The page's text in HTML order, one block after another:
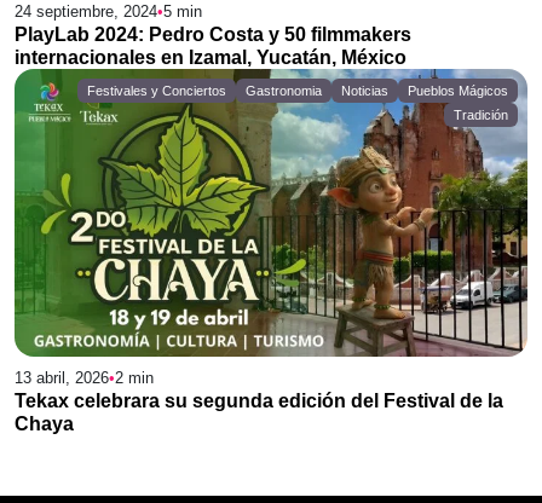
24 septiembre, 2024•5 min
PlayLab 2024: Pedro Costa y 50 filmmakers
internacionales en Izamal, Yucatán, México
Festivales y Conciertos Gastronomia Noticias
Pueblos Mágicos
Tradición
13 abril, 2026•2 min
Tekax celebrara su segunda edición del Festival de la
Chaya